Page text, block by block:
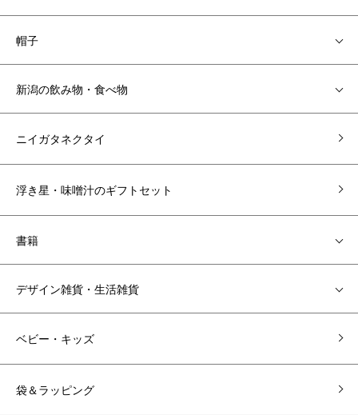
帽子
新潟の飲み物・食べ物
ニイガタネクタイ
浮き星・味噌汁のギフトセット
書籍
デザイン雑貨・生活雑貨
ベビー・キッズ
袋＆ラッピング